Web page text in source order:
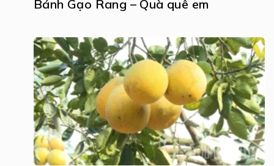
Bánh Gạo Rang – Quà quê em